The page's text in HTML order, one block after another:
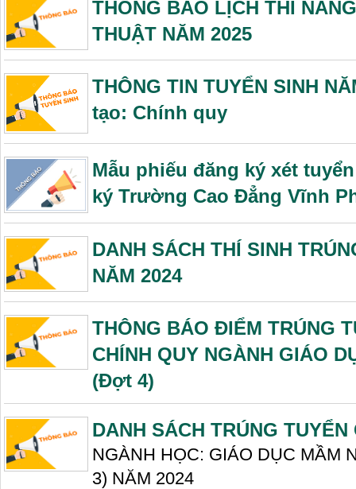
THÔNG BÁO LỊCH THI
THUẬT NĂM 2025
THÔNG TIN TUYỂN SINH
tạo: Chính quy
Mẫu phiếu đăng ký xét
ký Trường Cao Đẳng Vĩnh
DANH SÁCH THÍ SINH
NĂM 2024
THÔNG BÁO ĐIỂM TRÚNG
CHÍNH QUY NGÀNH GIÁO
(Đợt 4)
DANH SÁCH TRÚNG
NGÀNH HỌC: GIÁO DỤC MẦM
3) NĂM 2024